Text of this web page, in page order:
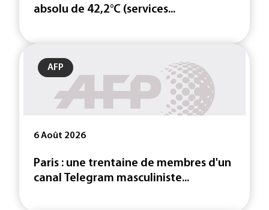
absolu de 42,2°C (services...
AFP
6 Août 2026
Paris : une trentaine de membres d'un
canal Telegram masculiniste...